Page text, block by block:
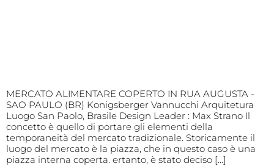
MERCATO ALIMENTARE COPERTO IN RUA AUGUSTA -
SAO PAULO (BR) Konigsberger Vannucchi Arquitetura
Luogo San Paolo, Brasile Design Leader : Max Strano Il
concetto è quello di portare gli elementi della
temporaneità del mercato tradizionale. Storicamente il
luogo del mercato è la piazza, che in questo caso è una
piazza interna coperta. ertanto, è stato deciso […]